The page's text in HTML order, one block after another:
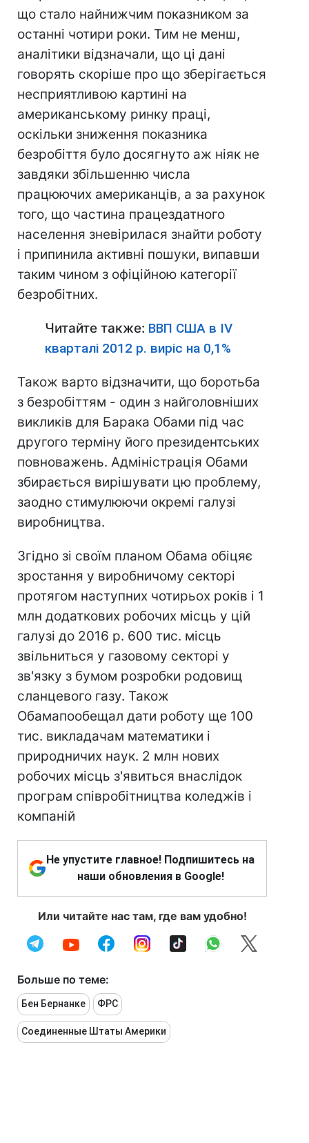
що стало найнижчим показником за
останні чотири роки. Тим не менш,
аналітики відзначали, що ці дані
говорять скоріше про що зберігається
несприятливою картині на
американському ринку праці,
оскільки зниження показника
безробіття було досягнуто аж ніяк не
завдяки збільшенню числа
працюючих американців, а за рахунок
того, що частина працездатного
населення зневірилася знайти роботу
і припинила активні пошуки, випавши
таким чином з офіційною категорії
безробітних.
Читайте также: ВВП США в IV
кварталі 2012 р. виріс на 0,1%
Також варто відзначити, що боротьба
з безробіттям - один з найголовніших
викликів для Барака Обами під час
другого терміну його президентських
повноважень. Адміністрація Обами
збирається вирішувати цю проблему,
заодно стимулюючи окремі галузі
виробництва.
Згідно зі своїм планом Обама обіцяє
зростання у виробничому секторі
протягом наступних чотирьох років і 1
млн додаткових робочих місць у цій
галузі до 2016 р. 600 тис. місць
звільниться у газовому секторі у
зв'язку з бумом розробки родовищ
сланцевого газу. Також
Обамапообещал дати роботу ще 100
тис. викладачам математики і
природничих наук. 2 млн нових
робочих місць з'явиться внаслідок
програм співробітництва коледжів і
компаній
Не упустите главное! Подпишитесь на
наши обновления в Google!
Или читайте нас там, где вам удобно!
Больше по теме:
Бен Бернанке ФРС
Соединенные Штаты Америки